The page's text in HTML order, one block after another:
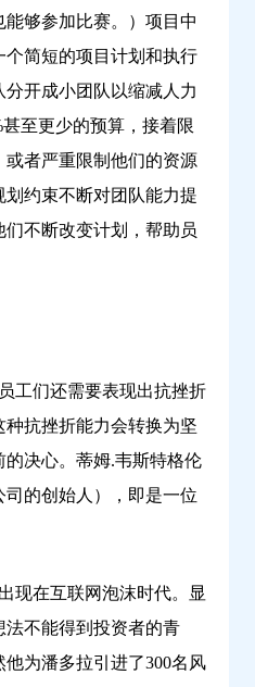
够参加比赛。）项目中
简短的项目计划和执行
开成小团队以缩减人力
至更少的预算，接着限
者严重限制他们的资源
约束不断对团队能力提
不断改变计划，帮助员
们还需要表现出抗挫折
抗挫折能力会转换为坚
决心。蒂姆.韦斯特格伦
司的创始人），即是一位
在互联网泡沫时代。显
不能得到投资者的青
为潘多拉引进了300名风